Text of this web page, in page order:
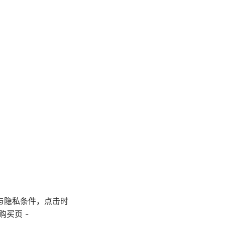
隐私条件，点击时
买页 -